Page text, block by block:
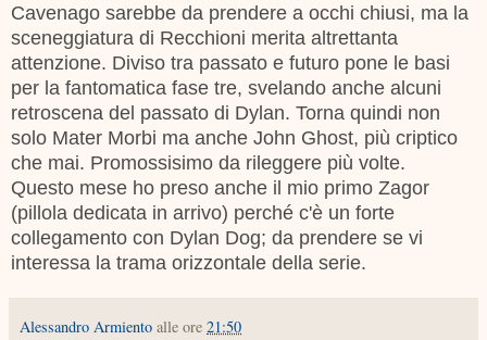
Cavenago sarebbe da prendere a occhi chiusi, ma la
sceneggiatura di Recchioni merita altrettanta
attenzione. Diviso tra passato e futuro pone le basi
per la fantomatica fase tre, svelando anche alcuni
retroscena del passato di Dylan. Torna quindi non
solo Mater Morbi ma anche John Ghost, più criptico
che mai. Promossisimo da rileggere più volte.
Questo mese ho preso anche il mio primo Zagor
(pillola dedicata in arrivo) perché c'è un forte
collegamento con Dylan Dog; da prendere se vi
interessa la trama orizzontale della serie.
Alessandro Armiento alle ore 21:50